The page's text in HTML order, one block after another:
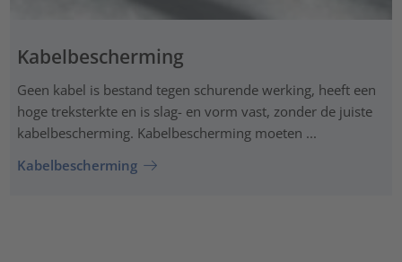
Kabelbescherming
Geen kabel is bestand tegen schurende werking, heeft een
hoge treksterkte en is slag- en vorm vast, zonder de juiste
kabelbescherming. Kabelbescherming moeten ...
Kabelbescherming